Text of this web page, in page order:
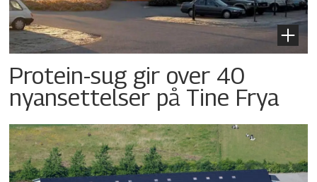
Protein-sug gir over 40
nyansettelser på Tine Frya